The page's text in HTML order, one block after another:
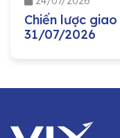
Chiến lược
31/07/2026